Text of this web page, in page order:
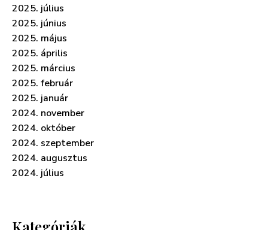
2025. július
2025. június
2025. május
2025. április
2025. március
2025. február
2025. január
2024. november
2024. október
2024. szeptember
2024. augusztus
2024. július